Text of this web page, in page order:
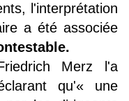
l'interprétation
a été associée
Merz l'a
qu'« une